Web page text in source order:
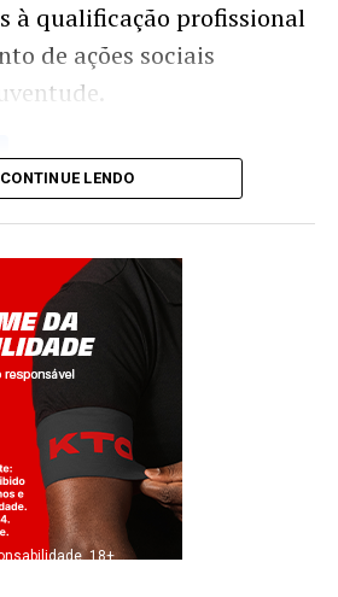
à qualificação profissional
de ações sociais
Share
CONTINUE LENDO
18+